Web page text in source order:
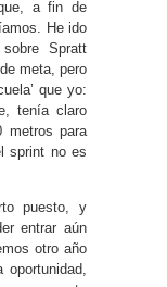
a fin de
He ido
Spratt
meta, pero
que yo:
tenía claro
metros para
sprint no es
puesto, y
entrar aún
otro año
oportunidad,